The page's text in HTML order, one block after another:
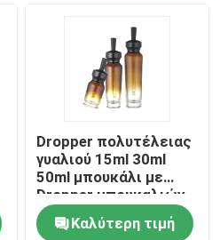
Dropper πολυτέλειας
γυαλιού 15ml 30ml
50ml μπουκάλι με
Dropper μπουκαλιών
ουσιαστικού
πετρελαίου ΚΑΠ
Καλύτερη τιμή